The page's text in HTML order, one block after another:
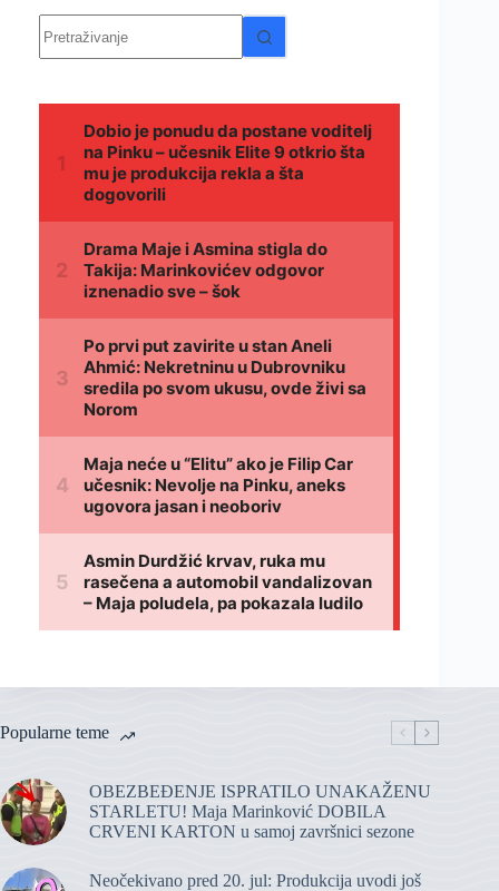
Nema
rezultata.
Popularne teme
OBEZBEĐENJE ISPRATILO UNAKAŽENU
STARLETU! Maja Marinković DOBILA
CRVENI KARTON u samoj završnici sezone
Neočekivano pred 20. jul: Produkcija uvodi još